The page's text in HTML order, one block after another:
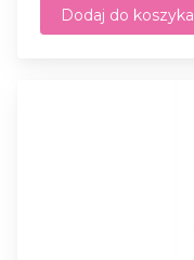
Dodaj do koszyka